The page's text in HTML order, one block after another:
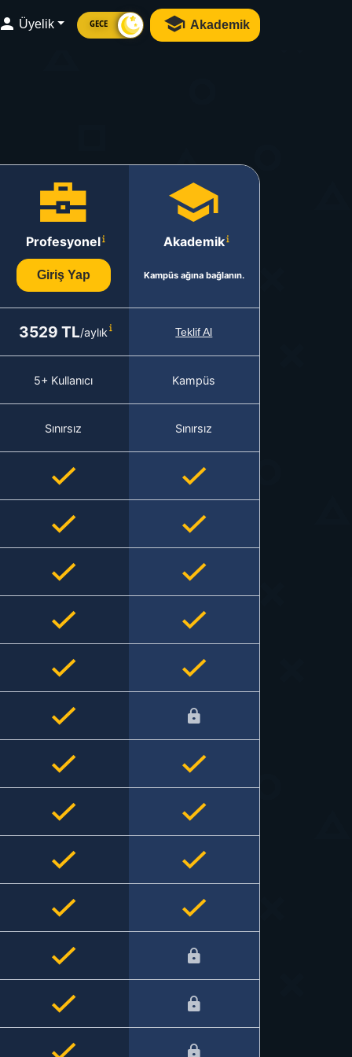
Üyelik GECE Akademik
Profesyonel
Giriş Yap
Akademik
Kampüs ağına bağlanın.
3529 TL/aylık Teklif Al
5+ Kullanıcı Kampüs
Sınırsız Sınırsız